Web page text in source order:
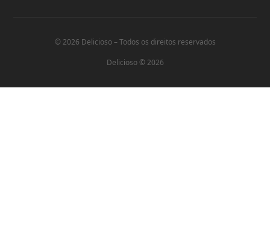
© 2026 Delicioso – Todos os direitos reservados
Delicioso © 2026